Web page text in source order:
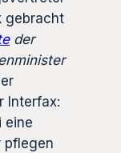
gebracht
der
Interfax:
eine
pflegen